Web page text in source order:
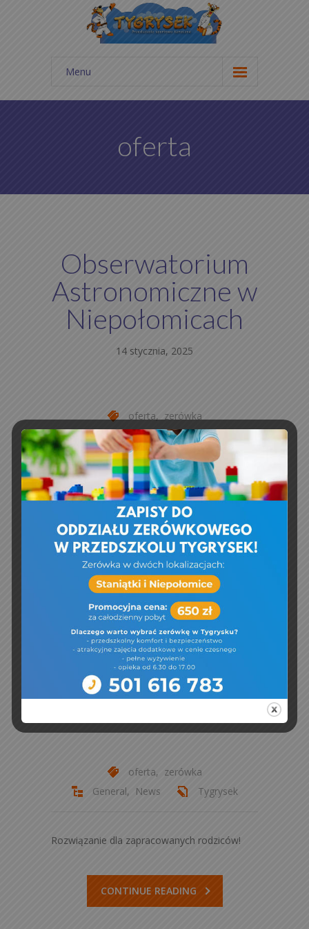
Menu
Start
Galeria zdjęć
Statut
oferta
Obserwatorium
Astronomiczne w
Niepołomicach
14 stycznia, 2025
oferta, zerówka
General, News, Podróże
Tygrysek
„Gwiezdna przygoda”
CONTINUE READING
Oddział
zerówkowy
oferta, zerówka
General, News Tygrysek
Rozwiązanie dla zapracowanych rodziców!
CONTINUE READING